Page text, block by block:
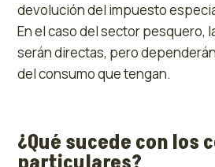
devolución del impuesto
En el caso del sector pesquero,
serán directas, pero
del consumo que tengan.
¿Qué sucede con los